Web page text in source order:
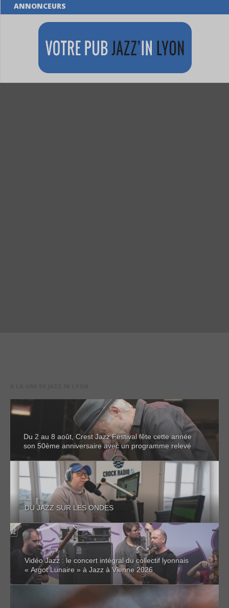
ANNONCEURS
Du 2 au 8 août, Crest Jazz Festival fête cette année
son 50ème anniversaire avec un programme relevé
DU JAZZ SUR LES ONDES
Vidéo Jazz : le concert intégral du collectif lyonnais
« Argot Lunaire » à Jazz à Vienne 2026